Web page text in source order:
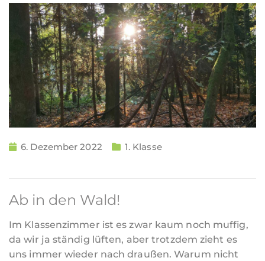
6. Dezember 2022 1. Klasse
Ab in den Wald!
Im Klassenzimmer ist es zwar kaum noch muffig,
da wir ja ständig lüften, aber trotzdem zieht es
uns immer wieder nach draußen. Warum nicht